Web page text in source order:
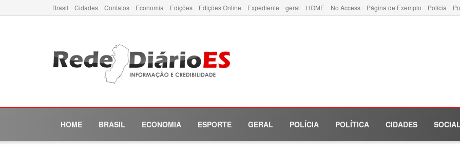
Brasil Cidades Contatos Economia Edições Edições Online Expediente geral HOME No Access Página de Exemplo Polícia
HOME BRASIL ECONOMIA ESPORTE GERAL POLÍCIA POLÍTICA CIDADES